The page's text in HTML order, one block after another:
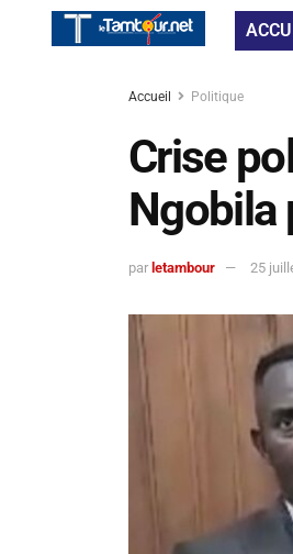
Accueil Politique
Crise
Ngobila
par letambour 25